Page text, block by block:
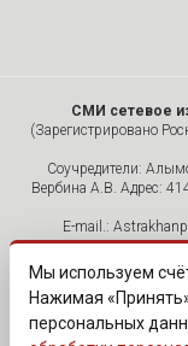
СМИ сетевое
(Зарегистрировано
Соучредители:
Вербина А.В. Адрес:
E-mail.:
размещенных на
допускается
активной
читателей сайта
Редакция
отредактировать,
Мы используем
Нажимая
персональных